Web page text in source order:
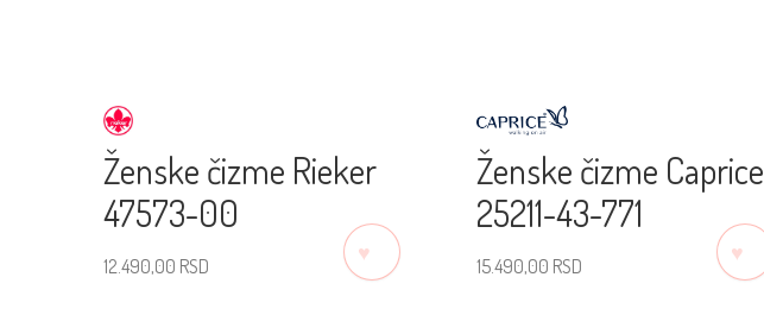
Ženske čizme Rieker
47573-00
12.490,00 RSD
Ženske čizme Caprice
25211-43-771
15.490,00 RSD